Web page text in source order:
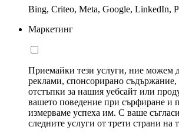
Bing, Criteo, Meta, Google, LinkedIn,
Маркетинг
Приемайки тези услуги, ние можем
реклами, спонсорирано
отстъпки за нашия уебсайт или
вашето поведение при сърфиране и
измерваме успеха им. С ваше
следните услуги от трети страни на